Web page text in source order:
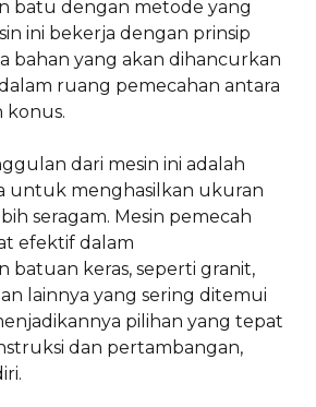
batu dengan metode yang
ini bekerja dengan prinsip
bahan yang akan dihancurkan
ruang pemecahan antara
konus.
dari mesin ini adalah
untuk menghasilkan ukuran
seragam. Mesin pemecah
efektif dalam
batuan keras, seperti granit,
lainnya yang sering ditemui
pilihan yang tepat
dan pertambangan,